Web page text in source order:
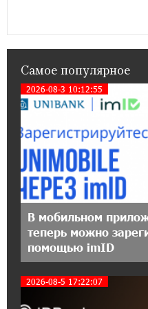
Flyone:
11:30:15 17-07-2026
Ucom и
школьникам
кибербезопасности
При
установлена
10 кВт
Юнибанк
новых
Самое популярное
2026-08-3 10:12:55
В мобильном
теперь можно
помощью imID
2026-08-5 17:22:07